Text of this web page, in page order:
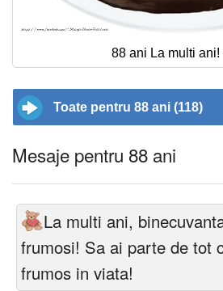
88 ani La multi ani!
Toate pentru 88 ani (118)
Mesaje pentru 88 ani
La multi ani,
frumosi! Sa ai parte de tot
frumos in viata!